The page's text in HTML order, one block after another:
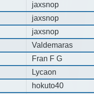
jaxsnop
jaxsnop
jaxsnop
Valdemaras
Fran F G
Lycaon
hokuto40